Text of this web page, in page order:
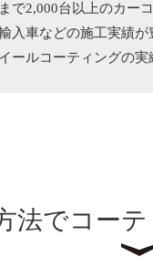
で2,000台以上のカー
入車などの施工実績
ールコーティングの実
法でコー